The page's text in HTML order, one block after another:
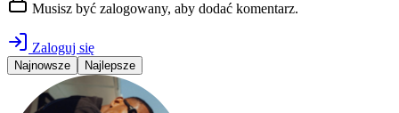
Musisz być zalogowany, aby dodać komentarz.
Zaloguj się
Najnowsze Najlepsze